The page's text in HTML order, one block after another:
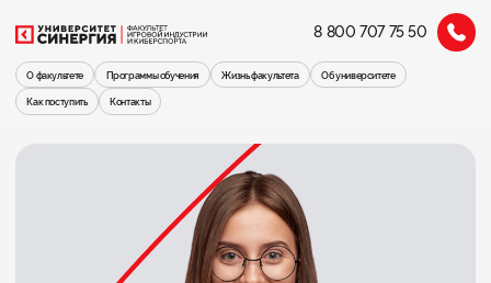
8 800 707 75 50
О факультете Программы обучения Жизнь факультета Об университете
Как поступить Контакты